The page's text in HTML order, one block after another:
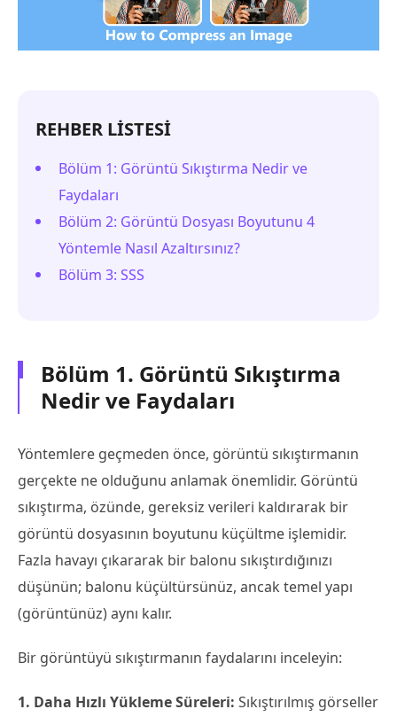
REHBER LİSTESİ
Bölüm 1: Görüntü Sıkıştırma Nedir ve
Faydaları
Bölüm 2: Görüntü Dosyası Boyutunu 4
Yöntemle Nasıl Azaltırsınız?
Bölüm 3: SSS
Bölüm 1. Görüntü Sıkıştırma
Nedir ve Faydaları
Yöntemlere geçmeden önce, görüntü sıkıştırmanın
gerçekte ne olduğunu anlamak önemlidir. Görüntü
sıkıştırma, özünde, gereksiz verileri kaldırarak bir
görüntü dosyasının boyutunu küçültme işlemidir.
Fazla havayı çıkararak bir balonu sıkıştırdığınızı
düşünün; balonu küçültürsünüz, ancak temel yapı
(görüntünüz) aynı kalır.
Bir görüntüyü sıkıştırmanın faydalarını inceleyin:
1. Daha Hızlı Yükleme Süreleri: Sıkıştırılmış görseller